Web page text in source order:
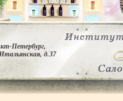
Петербург,
д.37